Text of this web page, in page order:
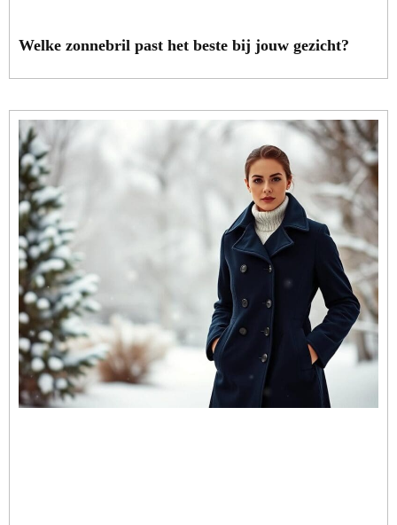
Welke zonnebril past het beste bij jouw gezicht?